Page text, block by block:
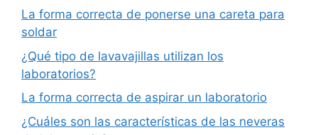
La forma correcta de ponerse una careta para
soldar
¿Qué tipo de lavavajillas utilizan los
laboratorios?
La forma correcta de aspirar un laboratorio
¿Cuáles son las características de las neveras